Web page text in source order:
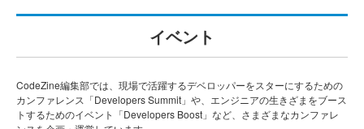
イベント
CodeZine編集部では、現場で活躍するデベロッパーをスターにするための
カンファレンス「Developers Summit」や、エンジニアの生きざまをブース
トするためのイベント「Developers Boost」など、さまざまなカンファレ